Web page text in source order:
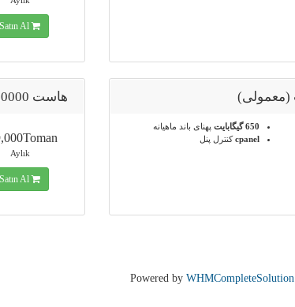
Satın Al
650 گیگابایت
پهنای باند ماهیانه
cpanelکنترل پنل
هاست 20000 مگابایت (معمولی)
Aylık
Satın Al
Powered by WHMCompleteSolution